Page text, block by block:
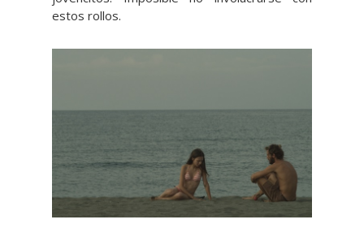
estos rollos.